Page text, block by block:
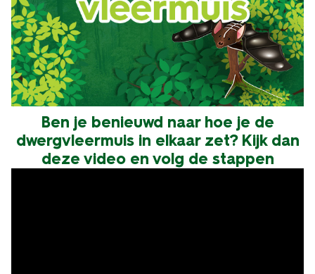
Ben je benieuwd naar hoe je de
dwergvleermuis in elkaar zet? Kijk dan
deze video en volg de stappen